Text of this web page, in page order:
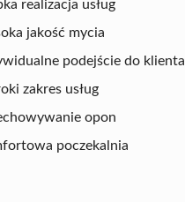
realizacja usług
jakość mycia
podejście do klienta
zakres usług
opon
poczekalnia